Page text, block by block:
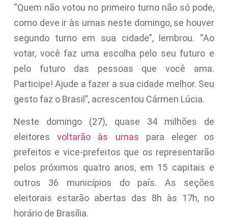
“Quem não votou no primeiro turno não só pode,
como deve ir às urnas neste domingo, se houver
segundo turno em sua cidade”, lembrou. “Ao
votar, você faz uma escolha pelo seu futuro e
pelo futuro das pessoas que você ama.
Participe! Ajude a fazer a sua cidade melhor. Seu
gesto faz o Brasil”, acrescentou Cármen Lúcia.
Neste domingo (27), quase 34 milhões de
eleitoresvoltarão às urnas para eleger os
prefeitos e vice-prefeitos que os representarão
pelos próximos quatro anos, em 15 capitais e
outros 36 municípios do país. As seções
eleitorais estarão abertas das 8h às 17h, no
horário de Brasília.